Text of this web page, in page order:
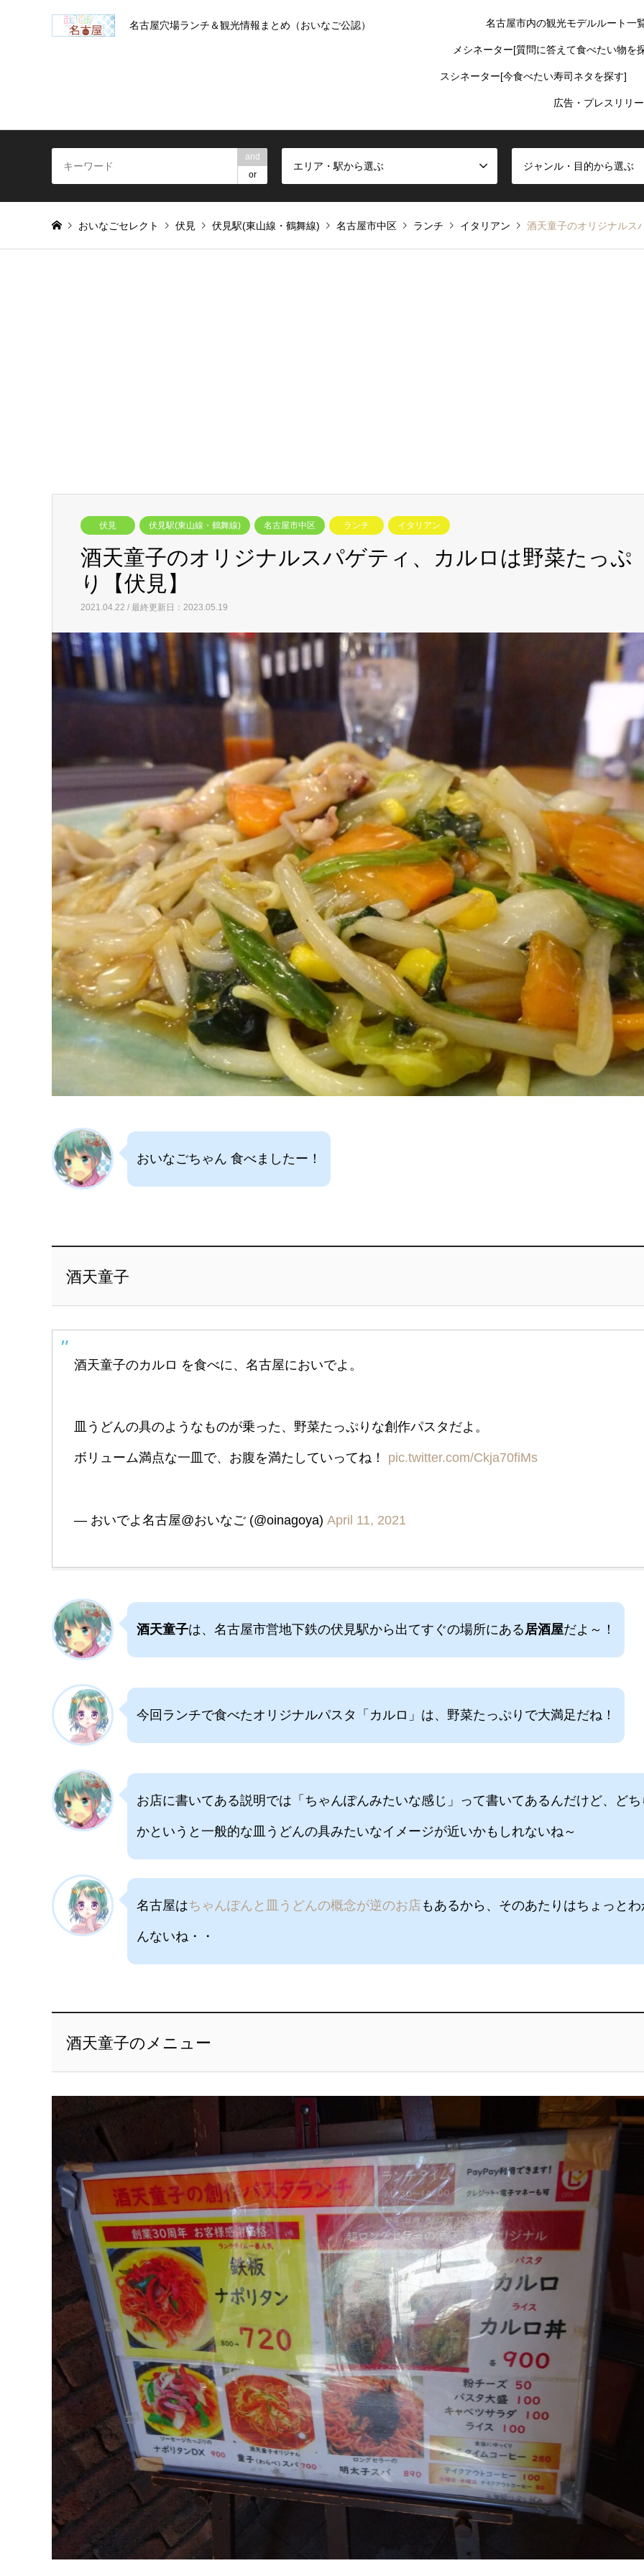
名古屋穴場ランチ＆観光情報まとめ（おいなご公認） 名古屋市内の観光モデルルート一
メシネーター[質問に答えて食べたい物を
スシネーター[今食べたい寿司ネタを探す]
広告・プレスリリ
and
or
エリア・駅から選ぶ ジャンル・目的から選ぶ
おいなごセレクト 伏見 伏見駅(東山線・鶴舞線) 名古屋市中区 ランチ イタリアン 酒天童子のオリジナルス
伏見 伏見駅(東山線・鶴舞線) 名古屋市中区 ランチ イタリアン
酒天童子のオリジナルスパゲティ、カルロは野菜たっぷ
り【伏見】
2021.04.22 / 最終更新日：2023.05.19
おいなごちゃん 食べましたー！
酒天童子
酒天童子のカルロ を食べに、名古屋においでよ。
皿うどんの具のようなものが乗った、野菜たっぷりな創作パスタだよ。
ボリューム満点な一皿で、お腹を満たしていってね！ pic.twitter.com/Ckja70fiMs
— おいでよ名古屋@おいなご (@oinagoya) April 11, 2021
酒天童子は、名古屋市営地下鉄の伏見駅から出てすぐの場所にある 居酒屋だよ～！
今回ランチで食べたオリジナルパスタ「カルロ」は、野菜たっぷりで大満足だね！
お店に書いてある説明では「ちゃんぽんみたいな感じ」って書いてあるんだけど、どち
かというと一般的な皿うどんの具みたいなイメージが近いかもしれないね～
名古屋はちゃんぽんと皿うどんの概念が逆のお店 もあるから、そのあたりはちょっとわ
んないね・・
酒天童子のメニュー